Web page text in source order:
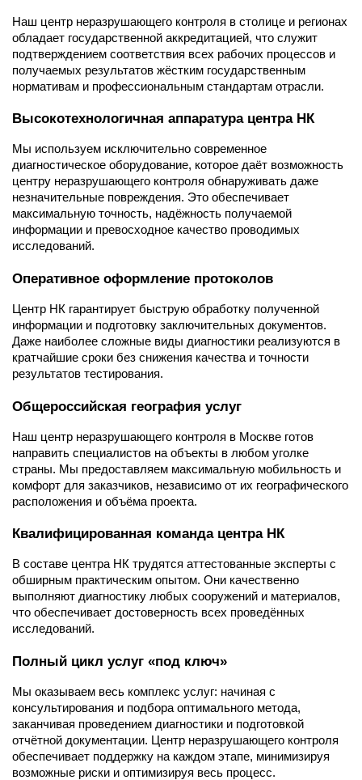
Наш центр неразрушающего контроля в столице и регионах
обладает государственной аккредитацией, что служит
подтверждением соответствия всех рабочих процессов и
получаемых результатов жёстким государственным
нормативам и профессиональным стандартам отрасли.
Высокотехнологичная аппаратура центра НК
Мы используем исключительно современное
диагностическое оборудование, которое даёт возможность
центру неразрушающего контроля обнаруживать даже
незначительные повреждения. Это обеспечивает
максимальную точность, надёжность получаемой
информации и превосходное качество проводимых
исследований.
Оперативное оформление протоколов
Центр НК гарантирует быструю обработку полученной
информации и подготовку заключительных документов.
Даже наиболее сложные виды диагностики реализуются в
кратчайшие сроки без снижения качества и точности
результатов тестирования.
Общероссийская география услуг
Наш центр неразрушающего контроля в Москве готов
направить специалистов на объекты в любом уголке
страны. Мы предоставляем максимальную мобильность и
комфорт для заказчиков, независимо от их географического
расположения и объёма проекта.
Квалифицированная команда центра НК
В составе центра НК трудятся аттестованные эксперты с
обширным практическим опытом. Они качественно
выполняют диагностику любых сооружений и материалов,
что обеспечивает достоверность всех проведённых
исследований.
Полный цикл услуг «под ключ»
Мы оказываем весь комплекс услуг: начиная с
консультирования и подбора оптимального метода,
заканчивая проведением диагностики и подготовкой
отчётной документации. Центр неразрушающего контроля
обеспечивает поддержку на каждом этапе, минимизируя
возможные риски и оптимизируя весь процесс.